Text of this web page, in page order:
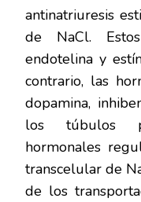
antinatriuresis
de NaCl.
endotelina y
contrario, las
dopamina,
los túbulos
hormonales
transcelular de
de los